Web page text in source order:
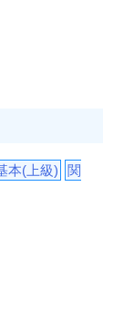
本(上級)
関